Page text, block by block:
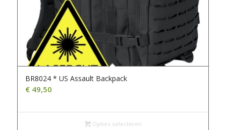
BR8024 * US Assault Backpack
€49,50
Opties selecteren